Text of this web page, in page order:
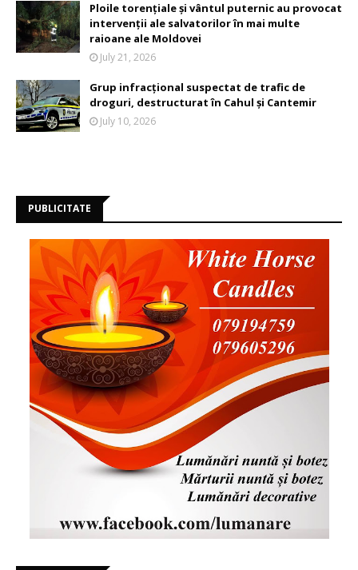
Ploile torențiale și vântul puternic au provocat
intervenții ale salvatorilor în mai multe
raioane ale Moldovei
July 21, 2026
Grup infracțional suspectat de trafic de
droguri, destructurat în Cahul și Cantemir
July 10, 2026
PUBLICITATE